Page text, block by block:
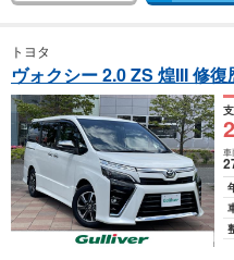
トヨタ
ヴォクシー 2.0 ZS 煌III 修復
車